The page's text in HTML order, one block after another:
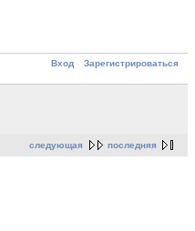
Вход Зарегистрироваться
следующая последняя